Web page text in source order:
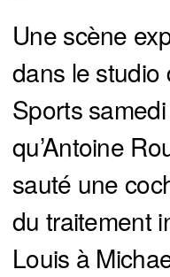
Une scène
dans le studio
Sports
qu’Antoine
sauté une
du traitement
Louis à